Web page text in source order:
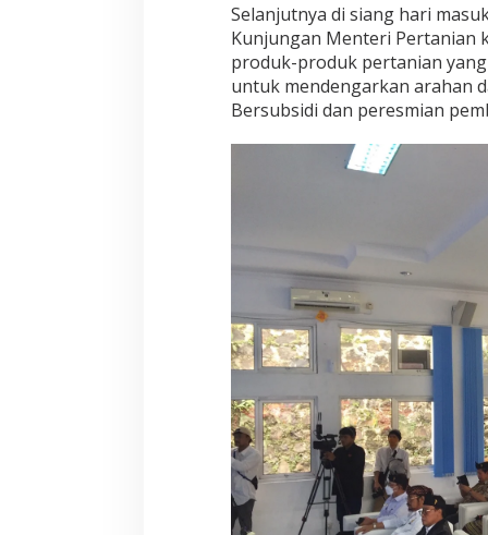
i
P
u
p
u
k
U
P
T
B
P
H
C
i
n
a
g
Selanjutnya di siang hari
Kunjungan Menteri Pertanian
produk-produk pertanian
untuk mendengarkan arahan
Bersubsidi dan peresmian